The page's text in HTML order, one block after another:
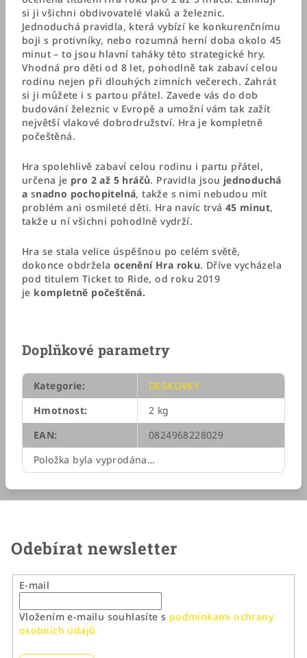
si ji všichni obdivovatelé vlaků a železnic.
Jednoduchá pravidla, která vybízí ke konkurenčnímu
boji s protivníky, nebo rozumná herní doba okolo 45
minut – to jsou hlavní taháky této strategické hry.
Vhodná pro děti od 8 let, pohodlně tak zabaví celou
rodinu nejen při dlouhých zimních večerech. Zahrát
si ji můžete i s partou přátel. Zavede vás do dob
budování železnic v Evropě a umožní vám tak zažít
největší vlakové dobrodružství. Hra je kompletně
počeštěná.
Hra spolehlivě zabaví celou rodinu i partu přátel,
určena je pro 2 až 5 hráčů. Pravidla jsou jednoduchá
a snadno pochopitelná, takže s nimi nebudou mít
problém ani osmileté děti. Hra navíc trvá 45 minut,
takže u ní všichni pohodlně vydrží.
Hra se stala velice úspěšnou po celém světě,
dokonce obdržela ocenění Hra roku. Dříve vycházela
pod titulem Ticket to Ride, od roku 2019
je kompletně počeštěná.
Doplňkové parametry
Kategorie:
DESKOVKY
Hmotnost:
2 kg
EAN:
0824968228029
Položka byla vyprodána…
Odebírat newsletter
E-mail
Vložením e-mailu souhlasíte s podmínkami ochrany
osobních údajů